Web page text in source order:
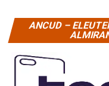
ANCUD –